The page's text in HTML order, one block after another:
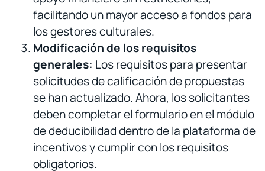
facilitando un mayor acceso a fondos para
los gestores culturales.
Modificación de los requisitos
generales: Los requisitos para presentar
solicitudes de calificación de propuestas
se han actualizado. Ahora, los solicitantes
deben completar el formulario en el módulo
de deducibilidad dentro de la plataforma de
incentivos y cumplir con los requisitos
obligatorios.